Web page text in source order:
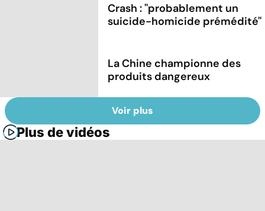
Crash : ''probablement un
suicide-homicide prémédité''
La Chine championne des
produits dangereux
Voir plus
Plus de vidéos